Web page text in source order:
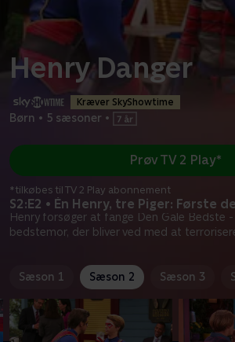
Henry Danger
Kræver SkyShowtime
Børn • 5 sæsoner •
S2:E2 • Én Henry, tre Piger: Første
Henry forsøger at fange Den Gale Bedste
bedstemor, der bliver ved med at
Prøv TV 2 Play*
*tilkøbes til TV 2 Play abonnement
Sæson 1 Sæson 2 Sæson 3